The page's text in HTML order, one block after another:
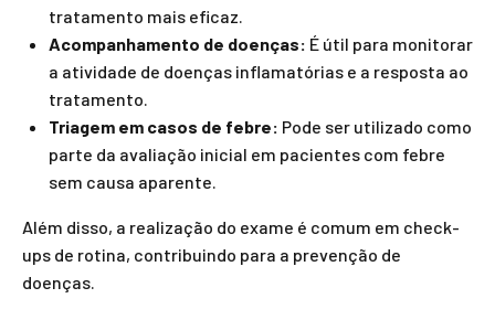
tratamento mais eficaz.
Acompanhamento de doenças: É útil para monitorar
a atividade de doenças inflamatórias e a resposta ao
tratamento.
Triagem em casos de febre: Pode ser utilizado como
parte da avaliação inicial em pacientes com febre
sem causa aparente.
Além disso, a realização do exame é comum em check-
ups de rotina, contribuindo para a prevenção de
doenças.